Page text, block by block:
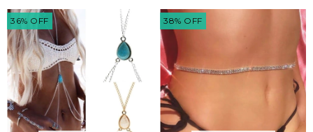
36% OFF 38% OFF